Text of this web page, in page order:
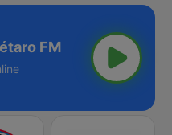
FM